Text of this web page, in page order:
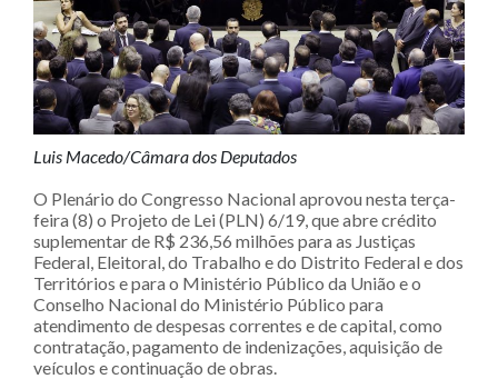
Luis Macedo/Câmara dos Deputados
O Plenário do Congresso Nacional aprovou nesta terça-
feira (8) o Projeto de Lei (PLN) 6/19, que abre crédito
suplementar de R$ 236,56 milhões para as Justiças
Federal, Eleitoral, do Trabalho e do Distrito Federal e dos
Territórios e para o Ministério Público da União e o
Conselho Nacional do Ministério Público para
atendimento de despesas correntes e de capital, como
contratação, pagamento de indenizações, aquisição de
veículos e continuação de obras.